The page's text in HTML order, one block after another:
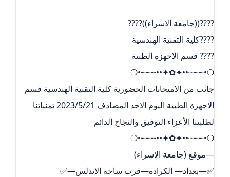
????((جامعة الاسراء))????
????كلية التقنية الهندسية
???? قسم الاجهزة الطبية
❍•┈┈┈••✦✿✦••┈┈┈•❍
جانب من الامتحانات الحضورية كلية التقنية الهندسية قسم
الاجهزة الطبية اليوم الاحد المصادف 2023/5/21 تمنياتنا
لطلبتنا الأعزاء التوفيق والنجاح الدائم
❍•┈┈┈••✦✿✦••┈┈┈•❍
—موقع (جامعة الاسراء)
✅—بغداد— الكراده—قرب ساحة الاندلس—✅